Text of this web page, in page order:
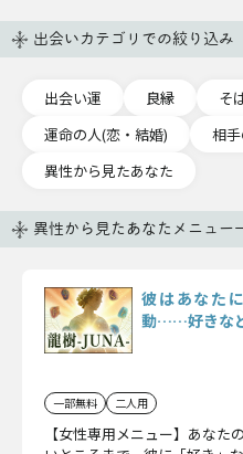
出会いカテゴリでの絞り込み
出会い運 良縁
そ
運命の人(恋・結婚)
相
異性から見たあなた
異性から見たあなたメニュー
彼はあなた
動……好きな
一部無料 二人用
【女性専用メニュー】あな